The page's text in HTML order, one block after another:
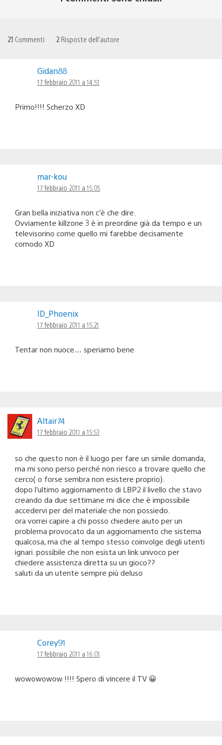
21 Commenti 2 Risposte dell'autore
Gidan88
17 febbraio 2011 a 14:51
Primo!!!! Scherzo XD
mar-kou
17 febbraio 2011 a 15:05
Gran bella iniziativa non c’è che dire.
Ovviamente killzone 3 è in preordine già da tempo e un
televisorino come quello mi farebbe decisamente
comodo XD
ID_Phoenix
17 febbraio 2011 a 15:21
Tentar non nuoce… speriamo bene
Altair74
17 febbraio 2011 a 15:53
so che questo non è il luogo per fare un simile domanda,
ma mi sono perso perché non riesco a trovare quello che
cerco( o forse sembra non esistere proprio).
dopo l’ultimo aggiornamento di LBP2 il livello che stavo
creando da due settimane mi dice che è impossibile
accedervi per del materiale che non possiedo.
ora vorrei capire a chi posso chiedere aiuto per un
problema provocato da un aggiornamento che sistema
qualcosa, ma che al tempo stesso coinvolge degli utenti
ignari. possibile che non esista un link univoco per
chiedere assistenza diretta su un gioco??
saluti da un utente sempre più deluso
Corey91
17 febbraio 2011 a 16:01
wowowowow !!!! Spero di vincere il TV 😀